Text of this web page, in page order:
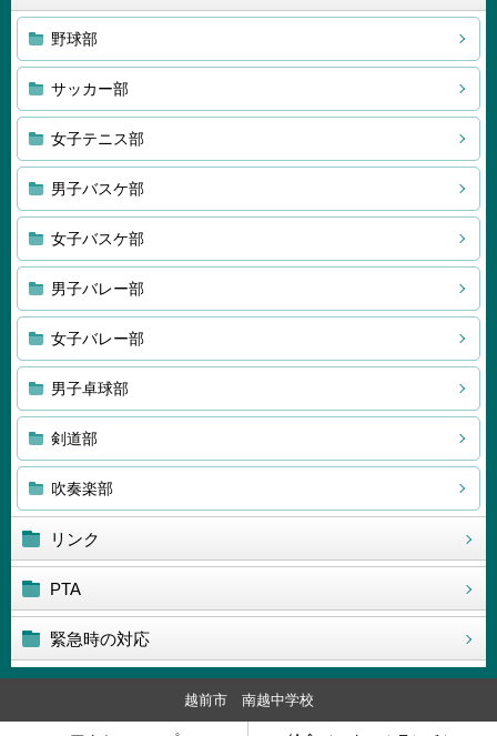
野球部
サッカー部
女子テニス部
男子バスケ部
女子バスケ部
男子バレー部
女子バレー部
男子卓球部
剣道部
吹奏楽部
リンク
PTA
緊急時の対応
越前市 南越中学校